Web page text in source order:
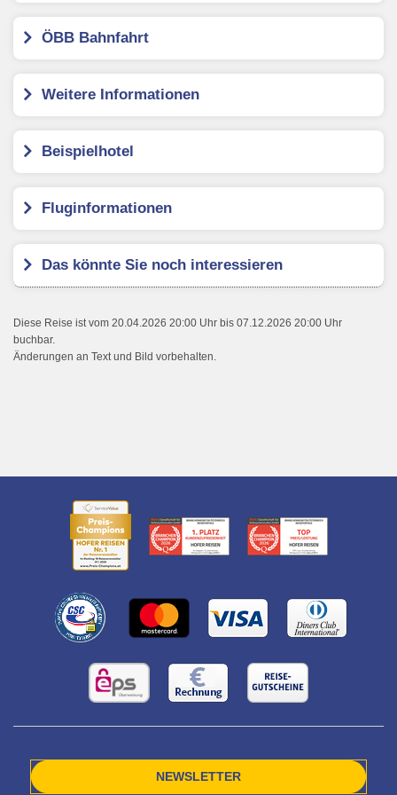
ÖBB Bahnfahrt
Weitere Informationen
Beispielhotel
Fluginformationen
Das könnte Sie noch interessieren
Diese Reise ist vom 20.04.2026 20:00 Uhr bis 07.12.2026 20:00 Uhr
buchbar.
Änderungen an Text und Bild vorbehalten.
NEWSLETTER